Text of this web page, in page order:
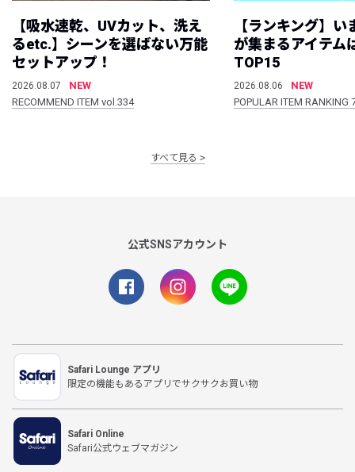
【吸水速乾、UVカット、洗え
るetc.】シーンを選ばない万能
セットアップ！
2026.08.07
NEW
RECOMMEND ITEM vol.334
【ランキング】
が集まるアイテム
TOP15
2026.08.06
NEW
POPULAR ITEM
すべて見る
公式SNSアカウント
Safari Lounge アプリ
限定の機能もあるアプリでサクサクお買い物
Safari Online
Safari公式ウェブマガジン